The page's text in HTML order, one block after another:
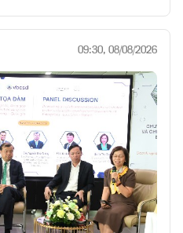
09:30, 08/08/2026